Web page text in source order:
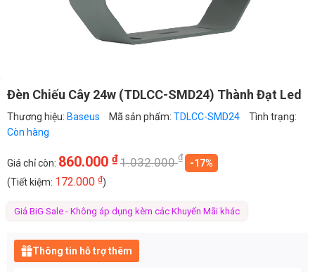
Đèn Chiếu Cây 24w (TDLCC-SMD24) Thành Đạt Led
Thương hiệu: Baseus Mã sản phẩm: TDLCC-SMD24
Tình trạng:
Còn hàng
Giá chỉ còn: 860.000 ₫1.032.000₫
-17%
(Tiết kiệm: 172.000 ₫)
Giá BiG Sale - Không áp dụng kèm các Khuyến Mãi khác
Thông tin hỗ trợ thêm